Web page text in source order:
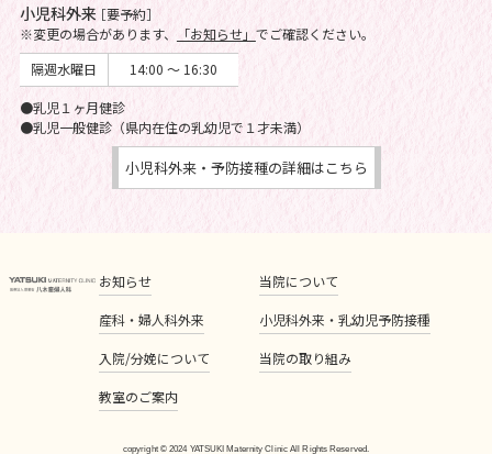
小児科外来［要予約］
※変更の場合があります、
「お知らせ」 でご確認ください。
隔週水曜日
14:00 ～ 16:30
●乳児１ヶ月健診
●乳児一般健診（県内在住の乳幼児で１才未満）
小児科外来・予防接種の詳細はこちら
お知らせ 当院について
産科・婦人科外来 小児科外来・乳幼児予防接種
入院/分娩について 当院の取り組み
教室のご案内
copyright © 2024 YATSUKI Maternity Clinic All Rights Reserved.